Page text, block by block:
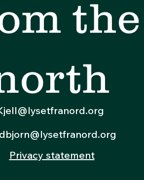
the
Privacy statement